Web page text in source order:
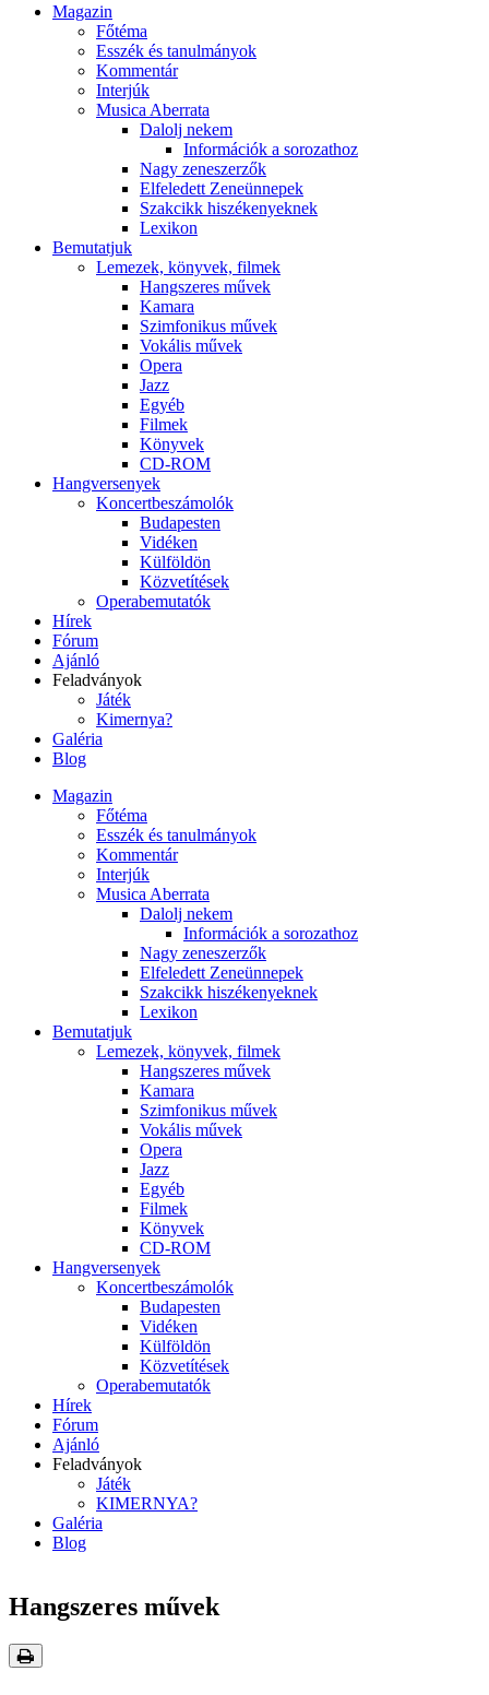
Magazin
Főtéma
Esszék és tanulmányok
Kommentár
Interjúk
Musica Aberrata
Dalolj nekem
Információk a sorozathoz
Nagy zeneszerzők
Elfeledett Zeneünnepek
Szakcikk hiszékenyeknek
Lexikon
Bemutatjuk
Lemezek, könyvek, filmek
Hangszeres művek
Kamara
Szimfonikus művek
Vokális művek
Opera
Jazz
Egyéb
Filmek
Könyvek
CD-ROM
Hangversenyek
Koncertbeszámolók
Budapesten
Vidéken
Külföldön
Közvetítések
Operabemutatók
Hírek
Fórum
Ajánló
Feladványok
Játék
Kimernya?
Galéria
Blog
Magazin
Főtéma
Esszék és tanulmányok
Kommentár
Interjúk
Musica Aberrata
Dalolj nekem
Információk a sorozathoz
Nagy zeneszerzők
Elfeledett Zeneünnepek
Szakcikk hiszékenyeknek
Lexikon
Bemutatjuk
Lemezek, könyvek, filmek
Hangszeres művek
Kamara
Szimfonikus művek
Vokális művek
Opera
Jazz
Egyéb
Filmek
Könyvek
CD-ROM
Hangversenyek
Koncertbeszámolók
Budapesten
Vidéken
Külföldön
Közvetítések
Operabemutatók
Hírek
Fórum
Ajánló
Feladványok
Játék
KIMERNYA?
Galéria
Blog
Hangszeres művek